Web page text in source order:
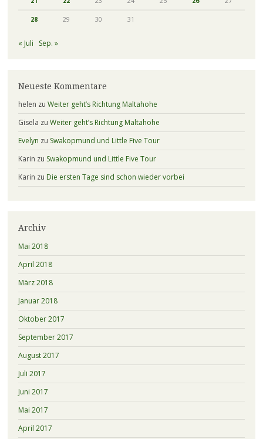
28 29 30 31
« Juli Sep. »
Neueste Kommentare
helen zu Weiter geht’s Richtung Maltahohe
Gisela zu Weiter geht’s Richtung Maltahohe
Evelyn zu Swakopmund und Little Five Tour
Karin zu Swakopmund und Little Five Tour
Karin zu Die ersten Tage sind schon wieder vorbei
Archiv
Mai 2018
April 2018
März 2018
Januar 2018
Oktober 2017
September 2017
August 2017
Juli 2017
Juni 2017
Mai 2017
April 2017